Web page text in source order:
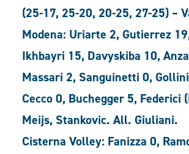
(25-17, 25-20, 20-25, 27-25) –
Modena: Uriarte 2, Gutierrez
Ikhbayri 15, Davyskiba 10,
Massari 2, Sanguinetti 0,
Cecco 0, Buchegger 5, Federici
Meijs, Stankovic. All. Giuliani.
Cisterna Volley: Fanizza 0,